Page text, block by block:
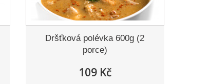
Dršťková polévka 600g (2
porce)
109 Kč